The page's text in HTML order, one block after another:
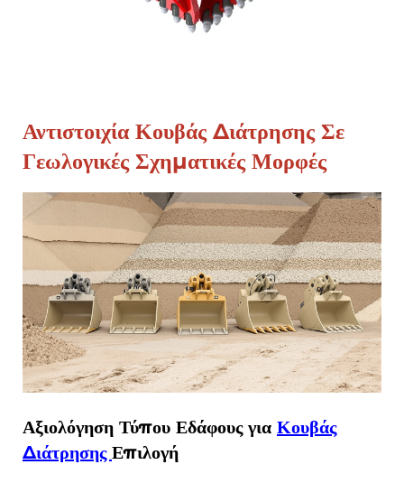
Αντιστοιχία Κουβάς Διάτρησης Σε
Γεωλογικές Σχηματικές Μορφές
Αξιολόγηση Τύπου Εδάφους για Κουβάς
Διάτρησης Επιλογή